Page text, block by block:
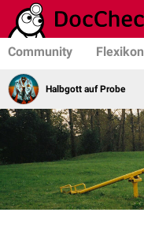
Community Flexikon
Halbgott auf Probe